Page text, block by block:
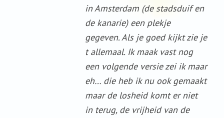
in Amsterdam (de stadsduif en
de kanarie) een plekje
gegeven. Als je goed kijkt zie je
t allemaal. Ik maak vast nog
een volgende versie zei ik maar
eh… die heb ik nu ook gemaakt
maar de losheid komt er niet
in terug, de vrijheid van de